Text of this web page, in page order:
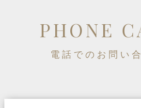
PHONE
電話でのお問い